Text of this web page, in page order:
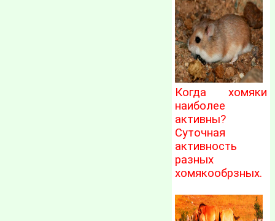
Когда хомяки
наиболее
активны?
Суточная
активность
разных
хомякообрзных.